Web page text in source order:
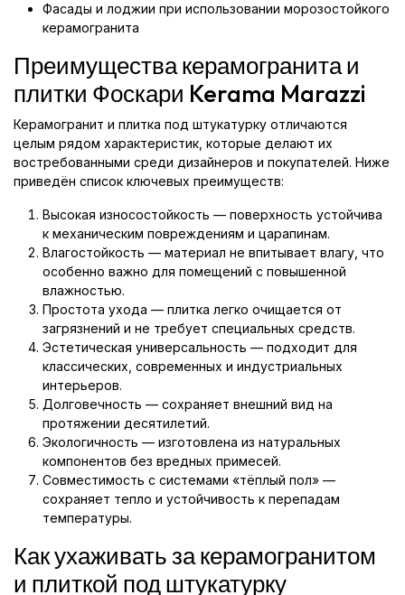
Фасады и лоджии при использовании морозостойкого
керамогранита
Преимущества керамогранита и
плитки Фоскари Kerama Marazzi
Керамогранит и плитка под штукатурку отличаются
целым рядом характеристик, которые делают их
востребованными среди дизайнеров и покупателей. Ниже
приведён список ключевых преимуществ:
Высокая износостойкость — поверхность устойчива
к механическим повреждениям и царапинам.
Влагостойкость — материал не впитывает влагу, что
особенно важно для помещений с повышенной
влажностью.
Простота ухода — плитка легко очищается от
загрязнений и не требует специальных средств.
Эстетическая универсальность — подходит для
классических, современных и индустриальных
интерьеров.
Долговечность — сохраняет внешний вид на
протяжении десятилетий.
Экологичность — изготовлена из натуральных
компонентов без вредных примесей.
Совместимость с системами «тёплый пол» —
сохраняет тепло и устойчивость к перепадам
температуры.
Как ухаживать за керамогранитом
и плиткой под штукатурку